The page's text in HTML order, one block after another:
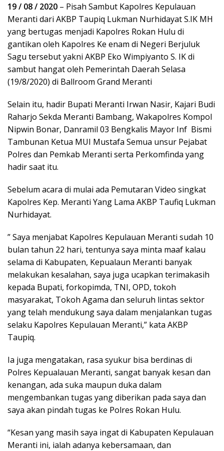
19 / 08 / 2020 – Pisah Sambut Kapolres Kepulauan
Meranti dari AKBP Taupiq Lukman Nurhidayat S.IK MH
yang bertugas menjadi Kapolres Rokan Hulu di
gantikan oleh Kapolres Ke enam di Negeri Berjuluk
Sagu tersebut yakni AKBP Eko Wimpiyanto S. IK di
sambut hangat oleh Pemerintah Daerah Selasa
(19/8/2020) di Ballroom Grand Meranti
Selain itu, hadir Bupati Meranti Irwan Nasir, Kajari Budi
Raharjo Sekda Meranti Bambang, Wakapolres Kompol
Nipwin Bonar, Danramil 03 Bengkalis Mayor Inf Bismi
Tambunan Ketua MUI Mustafa Semua unsur Pejabat
Polres dan Pemkab Meranti serta Perkomfinda yang
hadir saat itu.
Sebelum acara di mulai ada Pemutaran Video singkat
Kapolres Kep. Meranti Yang Lama AKBP Taufiq Lukman
Nurhidayat.
” Saya menjabat Kapolres Kepulauan Meranti sudah 10
bulan tahun 22 hari, tentunya saya minta maaf kalau
selama di Kabupaten, Kepualaun Meranti banyak
melakukan kesalahan, saya juga ucapkan terimakasih
kepada Bupati, forkopimda, TNI, OPD, tokoh
masyarakat, Tokoh Agama dan seluruh lintas sektor
yang telah mendukung saya dalam menjalankan tugas
selaku Kapolres Kepulauan Meranti,” kata AKBP
Taupiq.
Ia juga mengatakan, rasa syukur bisa berdinas di
Polres Kepualauan Meranti, sangat banyak kesan dan
kenangan, ada suka maupun duka dalam
mengembankan tugas yang diberikan pada saya dan
saya akan pindah tugas ke Polres Rokan Hulu.
“Kesan yang masih saya ingat di Kabupaten Kepulauan
Meranti ini, ialah adanya kebersamaan, dan